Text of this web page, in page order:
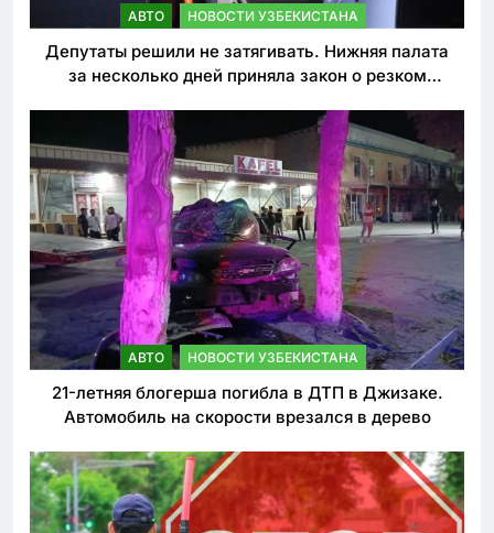
АВТО НОВОСТИ УЗБЕКИСТАНА
Депутаты решили не затягивать. Нижняя палата
за несколько дней приняла закон о резком
АВТО НОВОСТИ УЗБЕКИСТАНА
21-летняя блогерша погибла в ДТП в Джизаке.
Автомобиль на скорости врезался в дерево